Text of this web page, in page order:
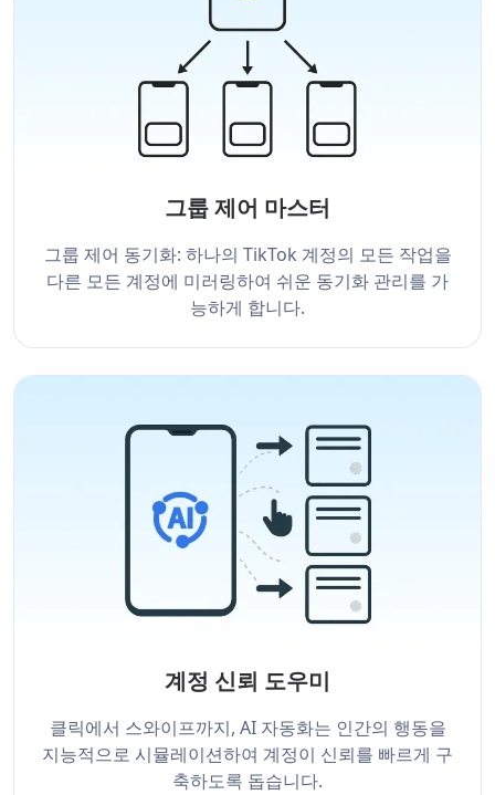
그룹 제어 마스터
그룹 제어 동기화: 하나의 TikTok 계정의 모든 작업을
다른 모든 계정에 미러링하여 쉬운 동기화 관리를 가
능하게 합니다.
계정 신뢰 도우미
클릭에서 스와이프까지, AI 자동화는 인간의 행동을
지능적으로 시뮬레이션하여 계정이 신뢰를 빠르게 구
축하도록 돕습니다.